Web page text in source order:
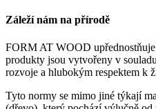
Záleží nám na přírodě
FORM AT WOOD
produkty jsou vytvořeny v
rozvoje a hlubokým respektem k
Tyto normy se mimo jiné týkají